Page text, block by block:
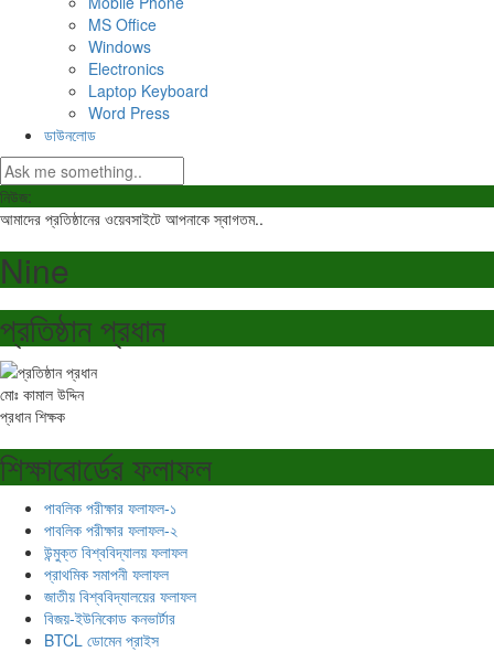
MS Office
Windows
Electronics
Laptop Keyboard
Word Press
ডাউনলোড
নিউজ:
আমাদের প্রতিষ্ঠানের ওয়েবসাইটে আপনাকে স্বাগতম..
Nine
প্রতিষ্ঠান প্রধান
মোঃ কামাল উদ্দিন
প্রধান শিক্ষক
শিক্ষাবোর্ডের ফলাফল
পাবলিক পরীক্ষার ফলাফল-১
পাবলিক পরীক্ষার ফলাফল-২
উন্মুক্ত বিশ্ববিদ্যালয় ফলাফল
প্রাথমিক সমাপনী ফলাফল
জাতীয় বিশ্ববিদ্যালয়ের ফলাফল
বিজয়-ইউনিকোড কনভার্টার
BTCL ডোমেন প্রাইস